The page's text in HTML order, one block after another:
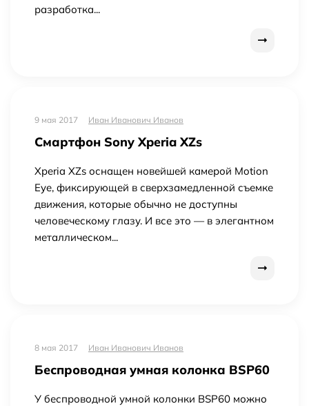
разработка...
9 мая 2017 Иван Иванович Иванов
Смартфон Sony Xperia XZs
Xperia XZs оснащен новейшей камерой Motion
Eye, фиксирующей в сверхзамедленной съемке
движения, которые обычно не доступны
человеческому глазу. И все это — в элегантном
металлическом...
8 мая 2017 Иван Иванович Иванов
Беспроводная умная колонка BSP60
У беспроводной умной колонки BSP60 можно